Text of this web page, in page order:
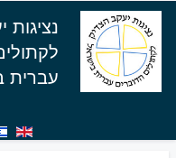
נציגות
עברית